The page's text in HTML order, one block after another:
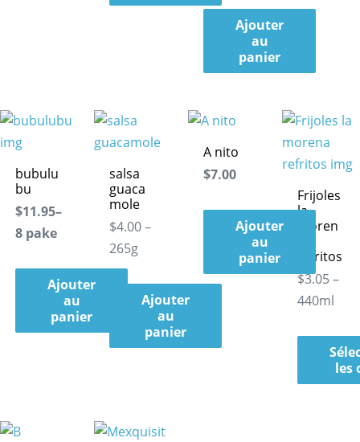
Ajouter
au
panier
bubulu
bu
$11.95–
8 pake
Ajouter
au
panier
salsa
guaca
mole
$4.00 –
265g
Ajouter
au
panier
A nito
$7.00
Ajouter
au
panier
Frijoles
la
moren
refritos
$3.05 –
440ml
les